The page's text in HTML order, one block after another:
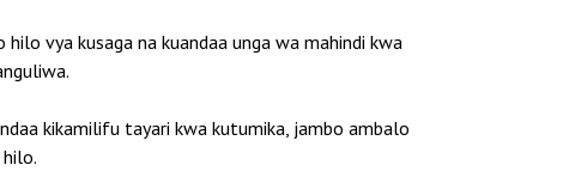
vya kusaga na kuandaa unga wa mahindi kwa
kikamilifu tayari kwa kutumika, jambo ambalo